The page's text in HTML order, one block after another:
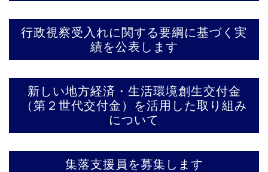
行政視察受入れに関する要綱に基づく実
績を公表します
新しい地方経済・生活環境創生交付金
（第２世代交付金）を活用した取り組み
について
集落支援員を募集します